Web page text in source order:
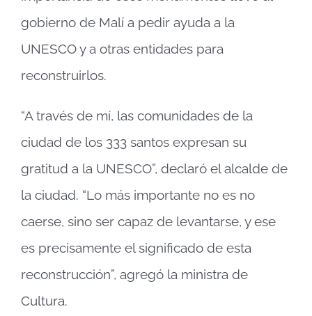
gobierno de Malí a pedir ayuda a la
UNESCO y a otras entidades para
reconstruirlos.
“A través de mí, las comunidades de la
ciudad de los 333 santos expresan su
gratitud a la UNESCO”, declaró el alcalde de
la ciudad. “Lo más importante no es no
caerse, sino ser capaz de levantarse, y ese
es precisamente el significado de esta
reconstrucción”, agregó la ministra de
Cultura.